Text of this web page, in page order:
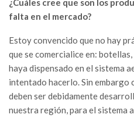
¿Cuáles cree que son los
falta en el mercado?
Estoy convencido que no hay
que se comercialice en:
haya dispensado en el sistema
intentado hacerlo. Sin embargo
deben ser debidamente
nuestra región, para el sistema